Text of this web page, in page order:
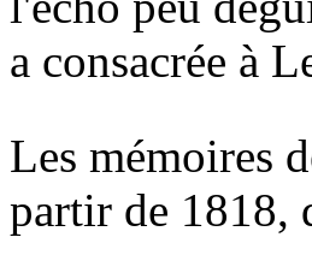
a consacrée à
Les mémoires
partir de 1818,